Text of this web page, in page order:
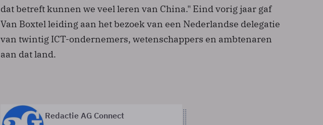
dat betreft kunnen we veel leren van China." Eind vorig jaar gaf
Van Boxtel leiding aan het bezoek van een Nederlandse delegatie
van twintig ICT-ondernemers, wetenschappers en ambtenaren
aan dat land.
Redactie AG Connect